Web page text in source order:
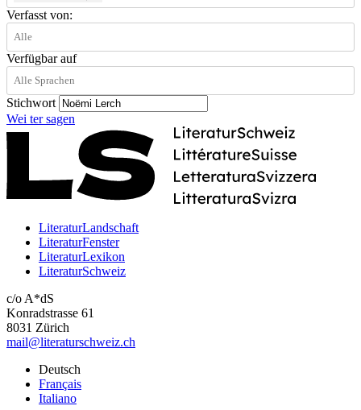
Verfasst von:
Verfügbar auf
Stichwort
Wei ter sagen
LiteraturLandschaft
LiteraturFenster
LiteraturLexikon
LiteraturSchweiz
c/o A*dS
Konradstrasse 61
8031 Zürich
mail@literaturschweiz.ch
Deutsch
Français
Italiano